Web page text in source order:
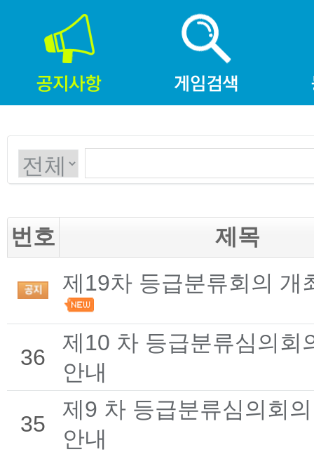
번호
제목
제19차 등급분류회의 개
36
제10 차 등급분류심의회
안내
35
제9 차 등급분류심의회
안내